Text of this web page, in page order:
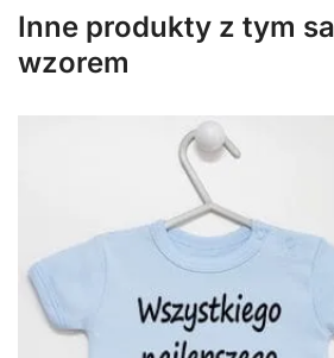
Inne produkty z tym
wzorem